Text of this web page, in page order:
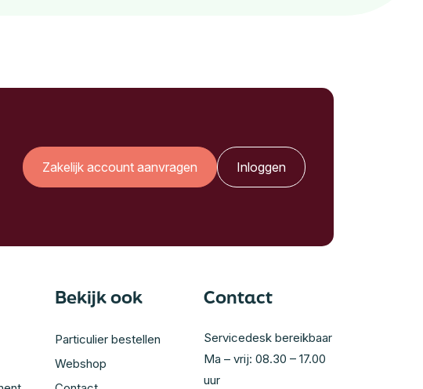
Zakelijk account aanvragen Inloggen
Bekijk ook
Particulier bestellen
Webshop
Contact
Servicedesk bereikbaar
Ma – vrij: 08.30 – 17.00
uur